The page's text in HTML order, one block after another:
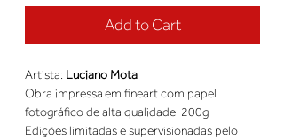
Add to Cart
Artista: Luciano Mota
Obra impressa em fineart com papel
fotográfico de alta qualidade, 200g
Edições limitadas e supervisionadas pelo